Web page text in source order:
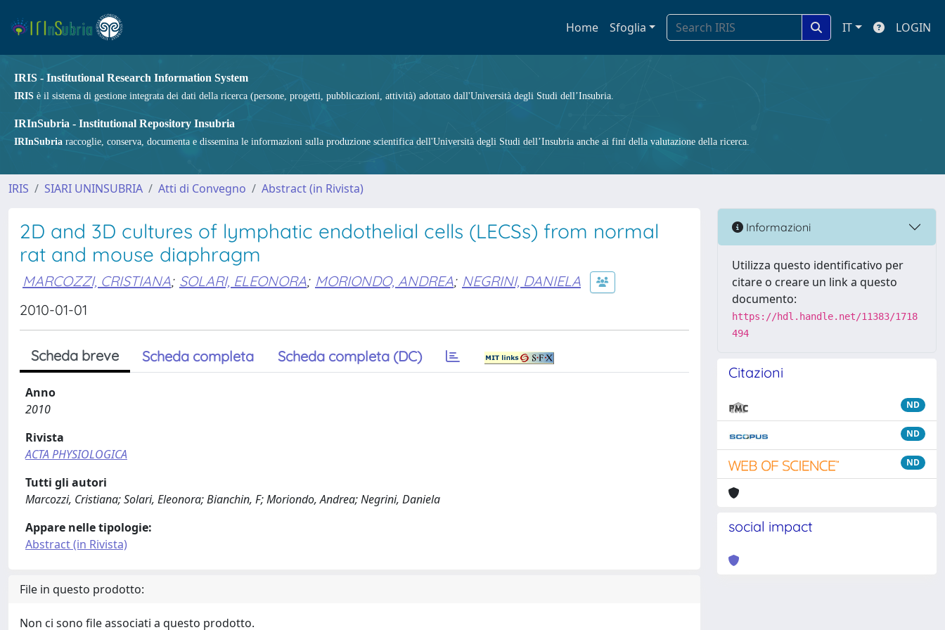
Home Sfoglia IT LOGIN
IRIS - Institutional Research Information System
IRIS è il sistema di gestione integrata dei dati della ricerca (persone, progetti, pubblicazioni, attività) adottato dall'Università degli Studi dell’Insubria.
IRInSubria - Institutional Repository Insubria
IRInSubria raccoglie, conserva, documenta e dissemina le informazioni sulla produzione scientifica dell'Università degli Studi dell’Insubria anche ai fini della valutazione della ricerca.
IRIS SIARI UNINSUBRIA Atti di Convegno Abstract (in Rivista)
2D and 3D cultures of lymphatic endothelial cells (LECSs) from normal
rat and mouse diaphragm
MARCOZZI, CRISTIANA; SOLARI, ELEONORA; MORIONDO, ANDREA; NEGRINI, DANIELA
2010-01-01
Scheda breve Scheda completa Scheda completa (DC)
Anno
2010
Rivista
ACTA PHYSIOLOGICA
Tutti gli autori
Marcozzi, Cristiana; Solari, Eleonora; Bianchin, F; Moriondo, Andrea; Negrini, Daniela
Appare nelle tipologie:
Abstract (in Rivista)
File in questo prodotto:
Non ci sono file associati a questo prodotto.
Informazioni
Utilizza questo identificativo per
citare o creare un link a questo
documento:
https://hdl.handle.net/11383/1718
494
Citazioni
ND
ND
ND
social impact